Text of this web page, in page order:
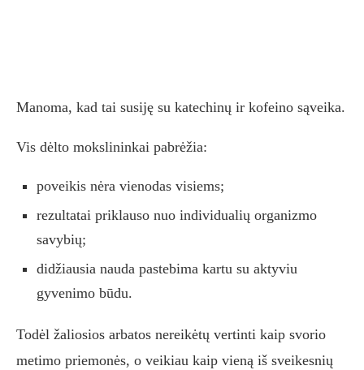
Manoma, kad tai susiję su katechinų ir kofeino sąveika.
Vis dėlto mokslininkai pabrėžia:
poveikis nėra vienodas visiems;
rezultatai priklauso nuo individualių organizmo
savybių;
didžiausia nauda pastebima kartu su aktyviu
gyvenimo būdu.
Todėl žaliosios arbatos nereikėtų vertinti kaip svorio
metimo priemonės, o veikiau kaip vieną iš sveikesnių